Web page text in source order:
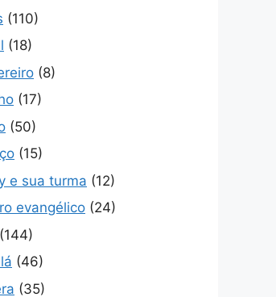
(110)
(18)
(8)
(17)
(50)
(15)
e sua turma (12)
evangélico (24)
(144)
(46)
(35)